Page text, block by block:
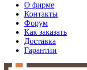
О фирме
Контакты
Форум
Как заказать
Доставка
Гарантии